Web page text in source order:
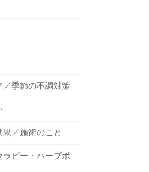
／季節の不調対策
／施術のこと
ピー・ハーブボ